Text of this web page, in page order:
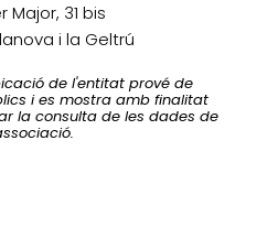
Major, 31 bis
i la Geltrú
de l'entitat prové de
i es mostra amb finalitat
la consulta de les dades de